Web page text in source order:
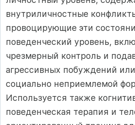
внутриличностные
провоцирующие эти
поведенческий уровень,
чрезмерный контроль и
агрессивных побуждений
социально неприемлемой
Используется также
поведенческая терапия и